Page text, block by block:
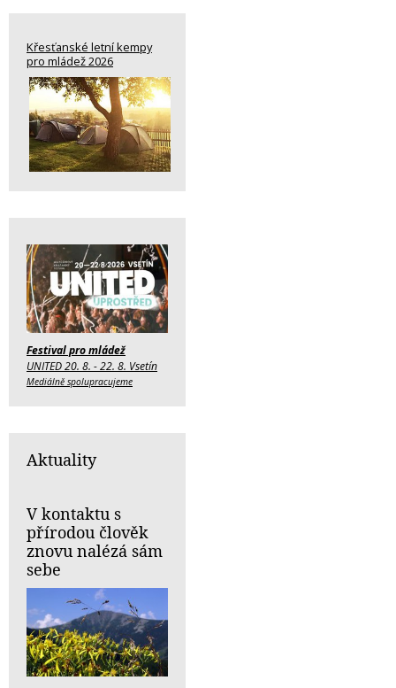
Křesťanské letní kempy
pro mládež 2026
Festival pro mládež
UNITED 20. 8. - 22. 8. Vsetín
Mediálně spolupracujeme
Aktuality
V kontaktu s
přírodou člověk
znovu nalézá sám
sebe